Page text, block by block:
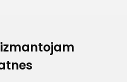
nov., LV - 3801
Sūtīt ziņojumu